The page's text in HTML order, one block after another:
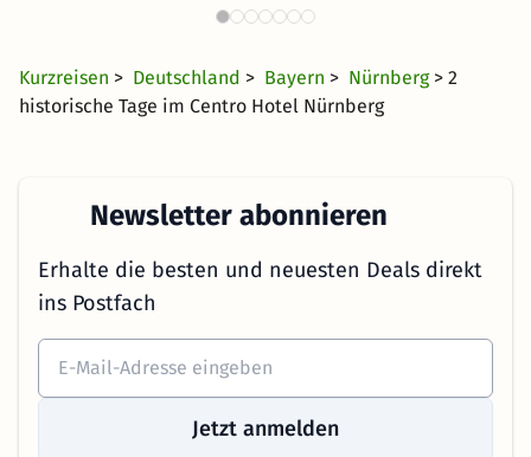
163 Angebote
Kurzreisen > Deutschland > Bayern > Nürnberg > 2
historische Tage im Centro Hotel Nürnberg
Newsletter abonnieren
Erhalte die besten und neuesten Deals direkt
ins Postfach
Jetzt anmelden